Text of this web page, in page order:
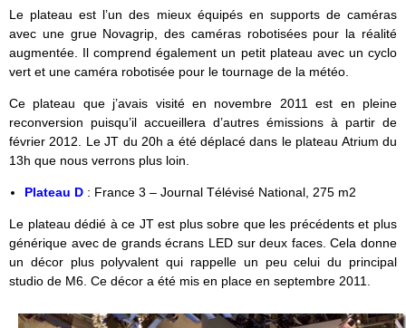
Le plateau est l’un des mieux équipés en supports de caméras
avec une grue Novagrip, des caméras robotisées pour la réalité
augmentée. Il comprend également un petit plateau avec un cyclo
vert et une caméra robotisée pour le tournage de la météo.
Ce plateau que j’avais visité en novembre 2011 est en pleine
reconversion puisqu’il accueillera d’autres émissions à partir de
février 2012. Le JT du 20h a été déplacé dans le plateau Atrium du
13h que nous verrons plus loin.
Plateau D : France 3 – Journal Télévisé National, 275 m2
Le plateau dédié à ce JT est plus sobre que les précédents et plus
générique avec de grands écrans LED sur deux faces. Cela donne
un décor plus polyvalent qui rappelle un peu celui du principal
studio de M6. Ce décor a été mis en place en septembre 2011.